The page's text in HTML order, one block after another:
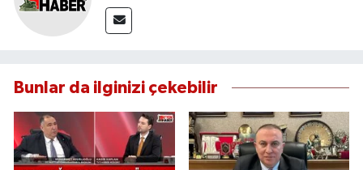
Bunlar da ilginizi çekebilir